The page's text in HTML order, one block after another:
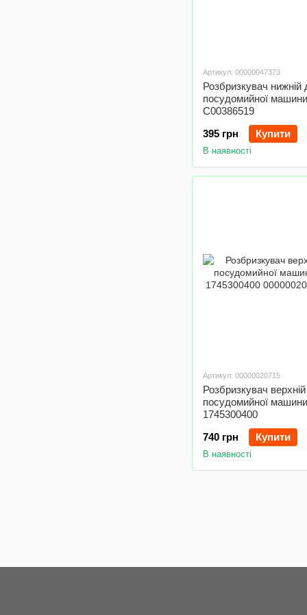
Артикул: 00000047373
Розбризкувач нижній
посудомийної
C00386519
395 грн
Купити
В наявності
Артикул: 00000020715
Розбризкувач
посудомийної
1745300400
740 грн
Купити
В наявності